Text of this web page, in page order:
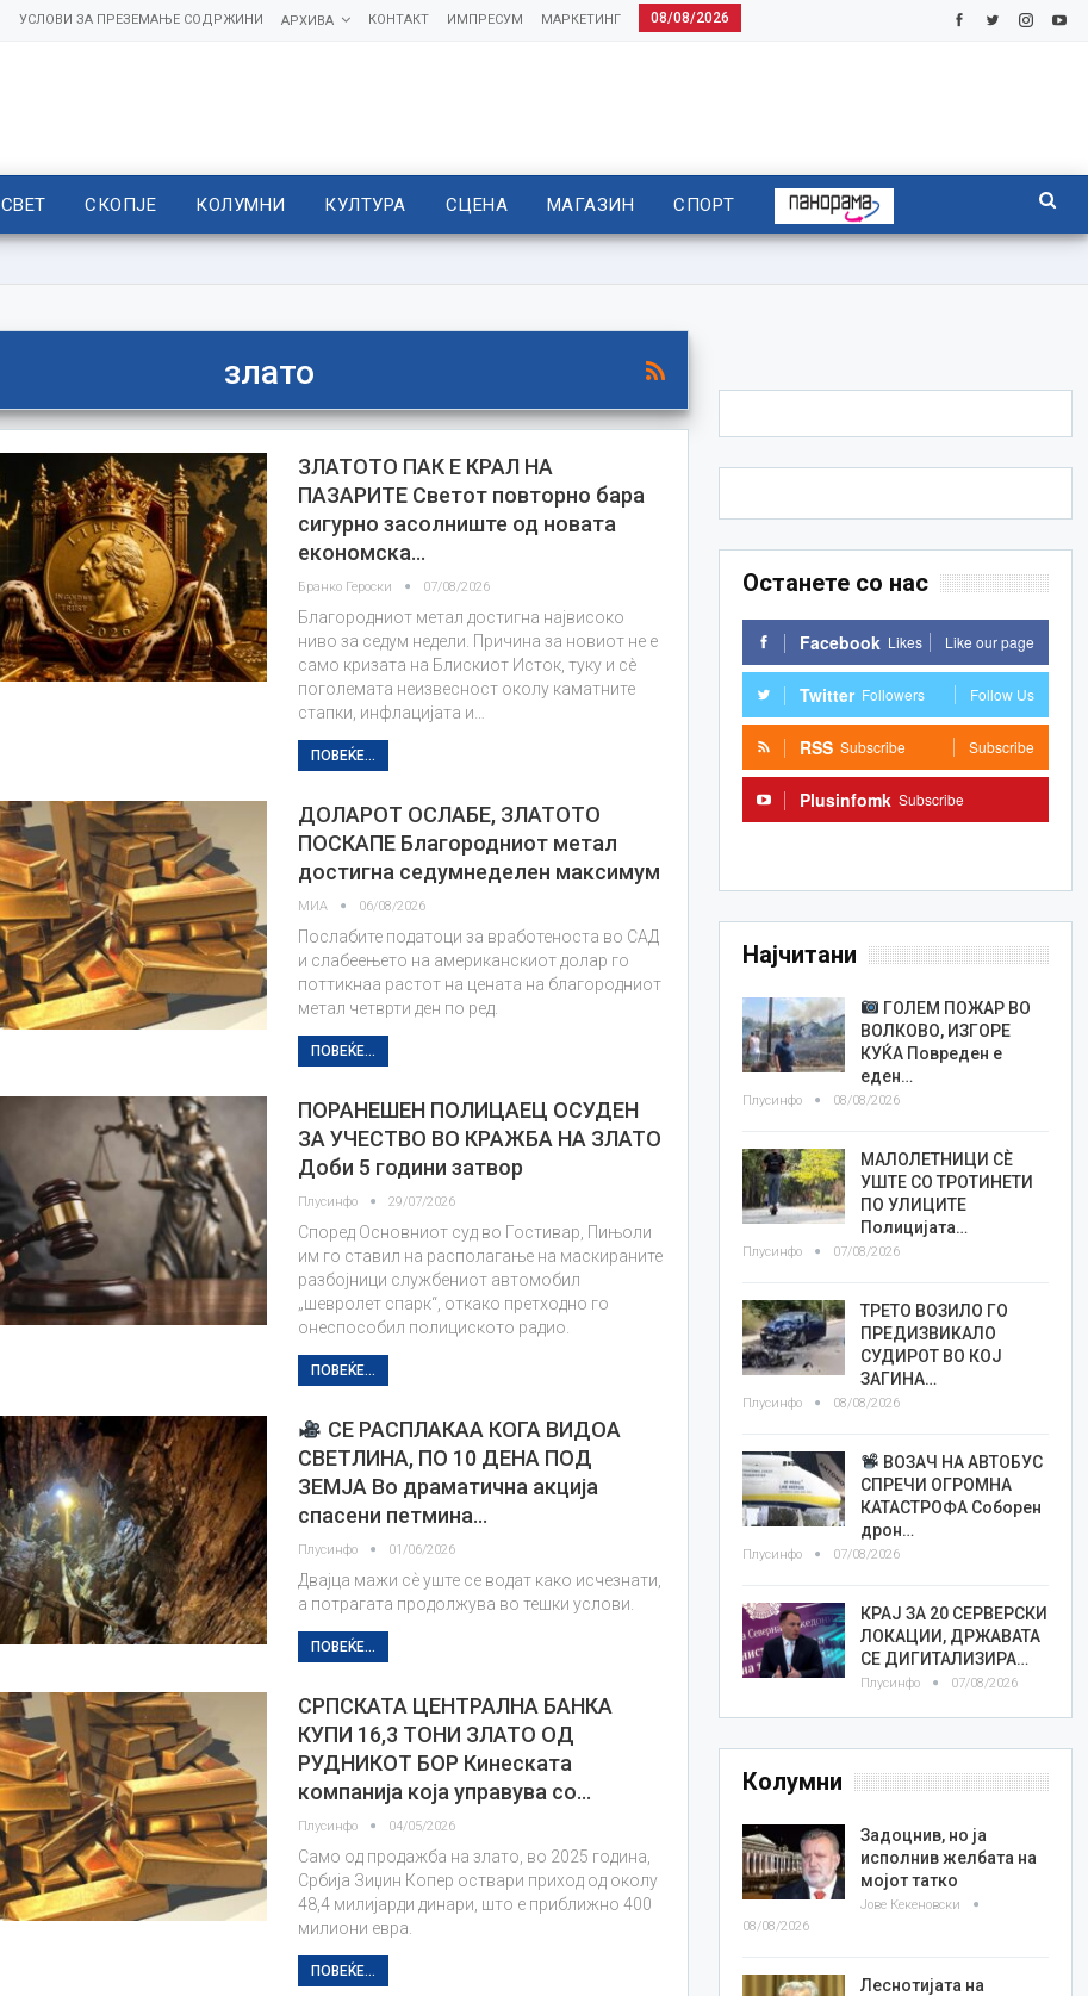
08/08/2026
МАРКЕТИНГ
ИМПРЕСУМ
КОНТАКТ
АРХИВА
УСЛОВИ ЗА ПРЕЗЕМАЊЕ СОДРЖИНИ
СВЕТ СКОПЈЕ КОЛУМНИ КУЛТУРА СЦЕНА МАГАЗИН СПОРТ
злато
ЗЛАТОТО ПАК Е КРАЛ НА
ПАЗАРИТЕ Светот повторно бара
сигурно засолниште од новата
економска…
Бранко Героски 07/08/2026
Благородниот метал достигна највисоко
ниво за седум недели. Причина за новиот не е
само кризата на Блискиот Исток, туку и сè
поголемата неизвесност околу каматните
стапки, инфлацијата и…
ПОВЕЌЕ...
ДОЛАРОТ ОСЛАБЕ, ЗЛАТОТО
ПОСКАПЕ Благородниот метал
достигна седумнеделен максимум
МИА 06/08/2026
Послабите податоци за вработеноста во САД
и слабеењето на американскиот долар го
поттикнаа растот на цената на благородниот
метал четврти ден по ред.
ПОВЕЌЕ...
ПОРАНЕШЕН ПОЛИЦАЕЦ ОСУДЕН
ЗА УЧЕСТВО ВО КРАЖБА НА ЗЛАТО
Доби 5 години затвор
Плусинфо 29/07/2026
Според Основниот суд во Гостивар, Пињоли
им го ставил на располагање на маскираните
разбојници службениот автомобил
„шевролет спарк“, откако претходно го
онеспособил полициското радио.
ПОВЕЌЕ...
СЕ РАСПЛАКАА КОГА ВИДОА
СВЕТЛИНА, ПО 10 ДЕНА ПОД
ЗЕМЈА Во драматична акција
спасени петмина…
Плусинфо 01/06/2026
Двајца мажи сѐ уште се водат како исчезнати,
а потрагата продолжува во тешки услови.
ПОВЕЌЕ...
СРПСКАТА ЦЕНТРАЛНА БАНКА
КУПИ 16,3 ТОНИ ЗЛАТО ОД
РУДНИКОТ БОР Кинеската
компанија која управува со…
Плусинфо 04/05/2026
Само од продажба на злато, во 2025 година,
Србија Зиџин Копер оствари приход од околу
48,4 милијарди динари, што е приближно 400
милиони евра.
ПОВЕЌЕ...
Останете со нас
Facebook Likes Like our page
Twitter Followers Follow Us
RSS Subscribe Subscribe
Plusinfomk Subscribe
Најчитани
ГОЛЕМ ПОЖАР ВО
ВОЛКОВО, ИЗГОРЕ
КУЌА Повреден е
еден…
Плусинфо 08/08/2026
МАЛОЛЕТНИЦИ СÈ
УШТЕ СО ТРОТИНЕТИ
ПО УЛИЦИТЕ
Полицијата…
Плусинфо 07/08/2026
ТРЕТО ВОЗИЛО ГО
ПРЕДИЗВИКАЛО
СУДИРОТ ВО КОЈ
ЗАГИНА…
Плусинфо 08/08/2026
ВОЗАЧ НА АВТОБУС
СПРЕЧИ ОГРОМНА
КАТАСТРОФА Соборен
дрон…
Плусинфо 07/08/2026
КРАЈ ЗА 20 СЕРВЕРСКИ
ЛОКАЦИИ, ДРЖАВАТА
СЕ ДИГИТАЛИЗИРА…
Плусинфо 07/08/2026
Колумни
Задоцнив, но ја
исполнив желбата на
мојот татко
Јове Кекеновски
08/08/2026
Леснотијата на